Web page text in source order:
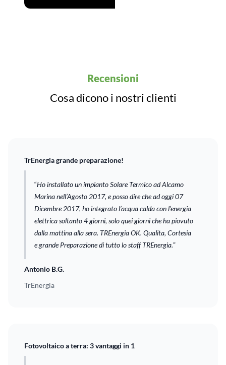
Recensioni
Cosa dicono i nostri clienti
TrEnergia grande preparazione!
“Ho installato un impianto Solare Termico ad Alcamo
Marina nell’Agosto 2017, e posso dire che ad oggi 07
Dicembre 2017, ho integrato l’acqua calda con l’energia
elettrica soltanto 4 giorni, solo quei giorni che ha piovuto
dalla mattina alla sera. TREnergia OK. Qualita, Cortesia
e grande Preparazione di tutto lo staff TREnergia.”
Antonio B.G.
TrEnergia
Fotovoltaico a terra: 3 vantaggi in 1